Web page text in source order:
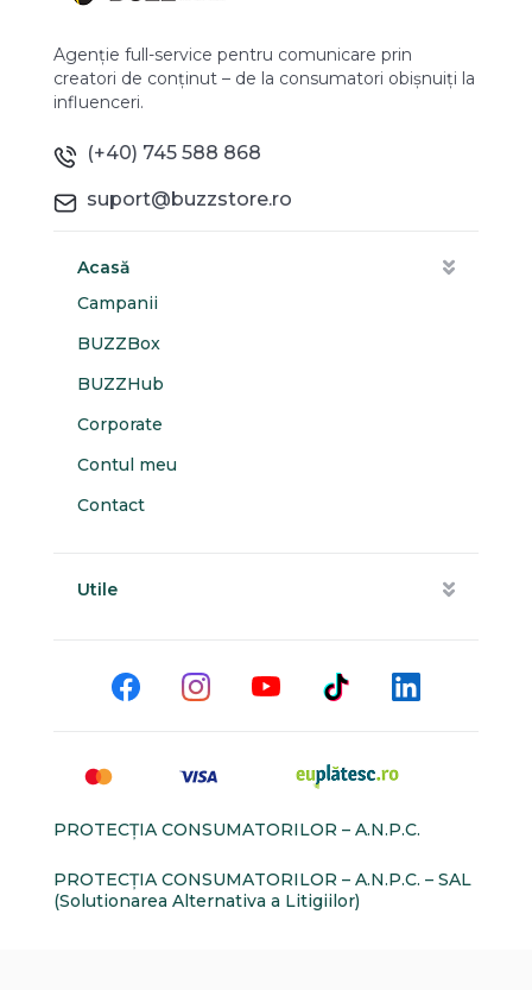
Agenție full-service pentru comunicare prin
creatori de conținut – de la consumatori obișnuiți la
influenceri.
(+40) 745 588 868
suport@buzzstore.ro
Acasă
Campanii
BUZZBox
BUZZHub
Corporate
Contul meu
Contact
Utile
PROTECŢIA CONSUMATORILOR – A.N.P.C.
PROTECŢIA CONSUMATORILOR – A.N.P.C. – SAL
(Solutionarea Alternativa a Litigiilor)